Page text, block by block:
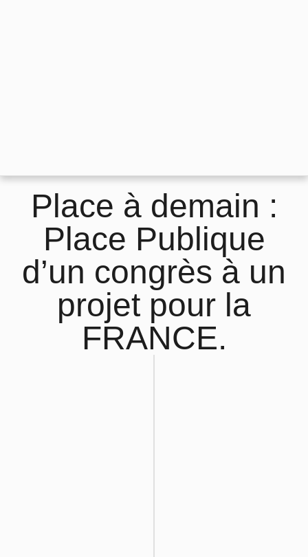
Place à demain :
Place Publique
d’un congrès à un
projet pour la
FRANCE.